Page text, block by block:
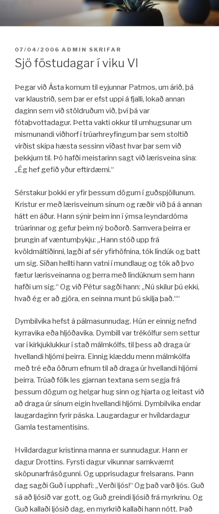
efni
BIRT:
07/04/2006 ADMIN SKRIFAR
Sjö föstudagar í viku VI
Þegar við Ásta komum til eyjunnar Patmos, um árið, þá
var klaustrið, sem þar er efst uppi á fjalli, lokað annan
daginn sem við stöldruðum við, því þá var
fótaþvottadagur. Þetta vakti okkur til umhugsunar um
mismunandi viðhorf í trúarhreyfingum þar sem stoltið
virðist skipa hæsta sessinn víðast hvar þar sem við
þekkjum til. Þó hafði meistarinn sagt við lærisveina sína:
„Ég hef gefið yður eftirdæmi.“
Sérstakur þokki er yfir þessum dögum í guðspjöllunum.
Kristur er með lærisveinum sínum og ræðir við þá á annan
hátt en áður. Hann sýnir þeim inn í ýmsa leyndardóma
trúarinnar og gefur þeim ný boðorð. Samvera þeirra er
þrungin af væntumþykju: „Hann stóð upp frá
kvöldmáltíðinni, lagði af sér yfirhöfnina, tók líndúk og batt
um sig. Síðan hellti hann vatni í mundlaug og tók að þvo
fætur lærisveinanna og þerra með líndúknum sem hann
hafði um sig.“ Og við Pétur sagði hann: „Nú skilur þú ekki,
hvað ég er að gjöra, en seinna munt þú skilja það.““
Dymbilvika hefst á pálmasunnudag. Hún er einnig nefnd
kyrravika eða hljóðavika. Dymbill var trékólfur sem settur
var í kirkjuklukkur í stað málmkólfs, til þess að draga úr
hvellandi hljómi þeirra. Einnig klæddu menn málmkólfa
með tré eða öðrum efnum til að draga úr hvellandi hljómi
þeirra. Trúað fólk les gjarnan textana sem segja frá
þessum dögum og helgar hug sinn og hjarta og leitast við
að draga úr sínum eigin hvellandi hljómi. Dymbilvika endar
laugardaginn fyrir páska. Laugardagur er hvíldardagur
Gamla testamentisins.
Hvíldardagur kristinna manna er sunnudagur. Hann er
dagur Drottins. Fyrsti dagur vikunnar samkvæmt
sköpunarfrásögunni. Og upprisudagur frelsarans. Þann
dag sagði Guð í upphafi: „Verði ljós!“ Og það varð ljós. Guð
sá að ljósið var gott, og Guð greindi ljósið frá myrkrinu. Og
Guð kallaði ljósið dag, en myrkrið kallaði hann nótt. Það